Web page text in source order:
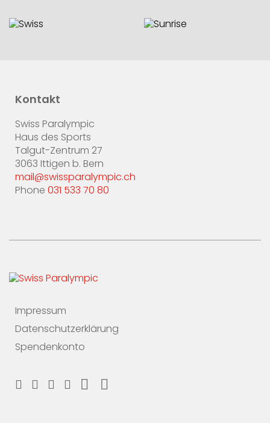
Kontakt
Swiss Paralympic
Haus des Sports
Talgut-Zentrum 27
3063 Ittigen b. Bern
mail@swissparalympic.ch
Phone 031 533 70 80
Impressum
Datenschutzerklärung
Spendenkonto